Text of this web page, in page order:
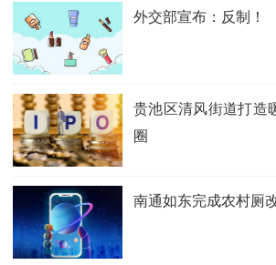
外交部宣布：反制！
贵池区清风街道打造
圈
南通如东完成农村厕